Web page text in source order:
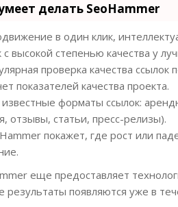
делать SeoHammer
в один клик,
с высокой степенью качества у
проверка качества
показателей качества проекта.
форматы ссылок:
отзывы, статьи, пресс-релизы).
покажет, где рост или
еще предоставляет
результаты появляются уже в